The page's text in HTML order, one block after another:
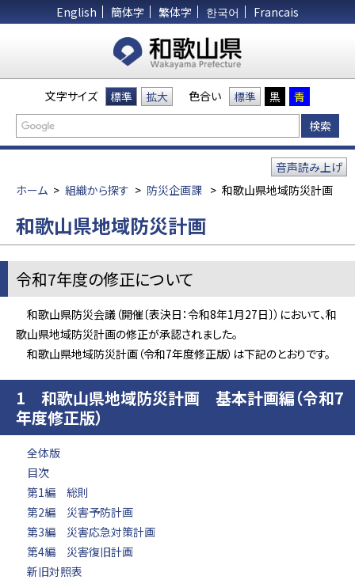
English 簡体字 繁体字 한국어 Francais
文字サイズ 標準 拡大 色合い 標準 黒 青
ホーム > 組織から探す > 防災企画課 > 和歌山県地域防災計画
音声読み上げ
和歌山県地域防災計画
令和7年度の修正について
和歌山県防災会議（開催〔表決日：令和8年1月27日〕）において、和
歌山県地域防災計画の修正が承認されました。
和歌山県地域防災計画（令和7年度修正版）は下記のとおりです。
1 和歌山県地域防災計画 基本計画編（令和7
年度修正版）
全体版
目次
第1編 総則
第2編 災害予防計画
第3編 災害応急対策計画
第4編 災害復旧計画
新旧対照表